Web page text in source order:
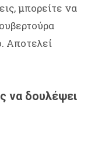
μπορείτε να
Αποτελεί
να δουλέψει